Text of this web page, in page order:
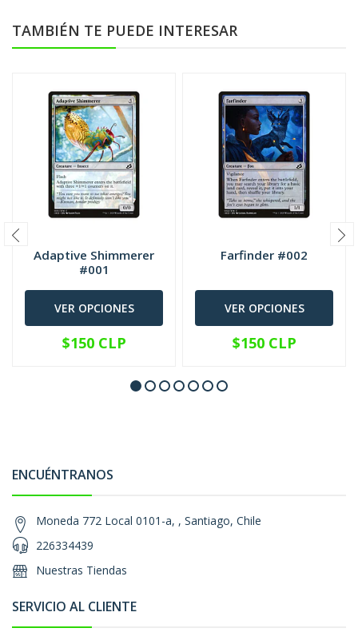
TAMBIÉN TE PUEDE INTERESAR
Adaptive Shimmerer
#001
VER OPCIONES
$150 CLP
Farfinder #002
VER OPCIONES
$150 CLP
ENCUÉNTRANOS
Moneda 772 Local 0101-a, , Santiago, Chile
226334439
Nuestras Tiendas
SERVICIO AL CLIENTE